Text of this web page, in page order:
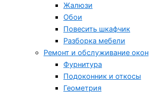
Жалюзи
Обои
Повесить шкафчик
Разборка мебели
Ремонт и обслуживание окон
Фурнитура
Подоконник и откосы
Геометрия